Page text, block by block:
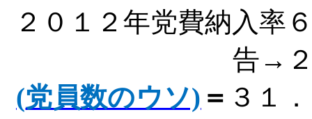
２０１２年党費納入率
告→
(党員数のウソ) ＝ ３１